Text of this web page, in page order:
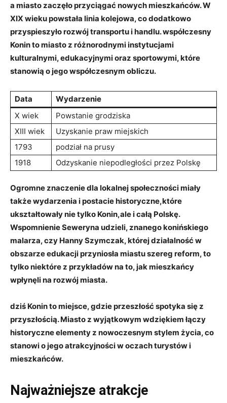
a miasto zaczęło przyciągać nowych mieszkańców. W
⁣XIX wieku powstała linia kolejowa, co dodatkowo
przyspieszyło rozwój transportu ⁣i handlu. współczesny
Konin to miasto z różnorodnymi instytucjami
‍kulturalnymi, edukacyjnymi ⁢oraz sportowymi, które
stanowią o jego‌ współczesnym ⁣obliczu.
Data
Wydarzenie
X wiek
Powstanie grodziska
XIII⁣ wiek
Uzyskanie praw ‍miejskich
1793
podział na prusy
1918
Odzyskanie niepodległości‌ przez Polskę
Ogromne znaczenie dla lokalnej społeczności miały
także ‌wydarzenia i postacie historyczne,które
ukształtowały nie tylko Konin,ale i całą Polskę.
WspomnienieSeweryna ⁣udzieli, ⁤znanego konińskiego‍
malarza, czy Hanny Szymczak, której działalność w
⁤obszarze edukacji przyniosła miastu ‌szereg reform, to
tylko ⁤niektóre z⁤ przykładów na‍ to, jak mieszkańcy‌
wpłynęli na rozwój miasta.
dziś ‌Konin to miejsce, gdzie przeszłość spotyka się‌ z
przyszłością. Miasto z wyjątkowym ‍wdziękiem łączy‍
historyczne elementy z nowoczesnym ⁣stylem​ życia, ‌co
stanowi o jego atrakcyjności w oczach ⁤turystów‍ i
mieszkańców.
Najważniejsze atrakcje